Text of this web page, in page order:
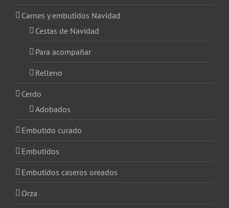
Carnes y embutidos Navidad
Cestas de Navidad
Para acompañar
Relleno
Cerdo
Adobados
Embutido curado
Embutidos
Embutidos caseros oreados
Orza